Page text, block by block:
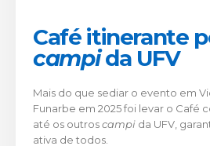
Café itinerante
campida UFV
Mais do que sediar o evento em
Funarbe em 2025 foi levar o Café
até os outroscampi da UFV,
ativa de todos.